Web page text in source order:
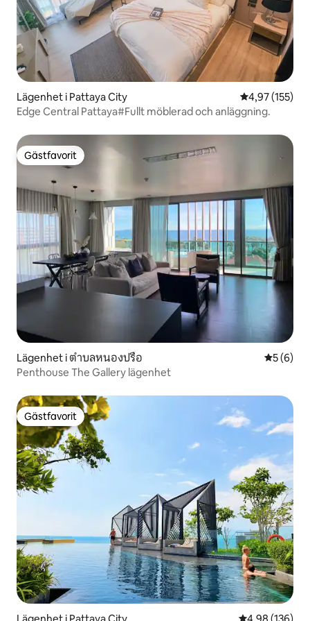
Lägenhet i Pattaya City 4,97 av 5 i
4,97 (155)
Edge Central Pattaya#Fullt möblerad och anläggning.
Gästfavorit
Gästfavorit
Lägenhet i ตำบลหนองปรือ 5 av 5 i
5 (6)
Penthouse The Gallery lägenhet
Gästfavorit
Gästfavorit